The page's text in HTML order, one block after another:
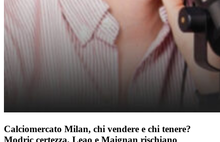
Calciomercato Milan, chi vendere e chi tenere?
Modric certezza, Leao e Maignan rischiano